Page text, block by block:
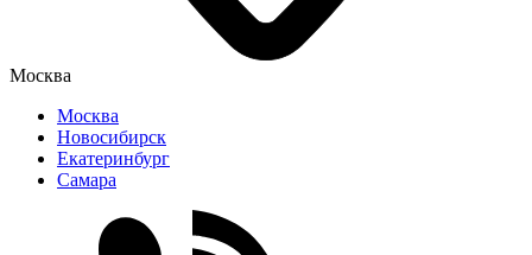
Москва
Москва
Новосибирск
Екатеринбург
Самара